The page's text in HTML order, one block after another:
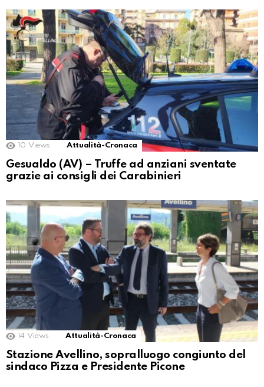
10 Views Attualità-Cronaca
Gesualdo (AV) – Truffe ad anziani sventate
grazie ai consigli dei Carabinieri
14 Views Attualità-Cronaca
Stazione Avellino, sopralluogo congiunto del
sindaco Pizza e Presidente Picone